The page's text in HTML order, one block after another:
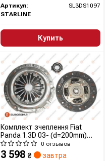
Артикул:
SL3DS1097
STARLINE
Купить
Комплект зчеплення Fiat
Panda 1.3D 03- (d=200mm)
(+вижимний) 1636273580
EUROREPAR
0 отзывов
3 598 ₴ завтра